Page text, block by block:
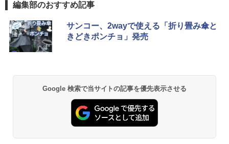
D40 地球の歩き方 チェンマイ タイ北部の魅
力的な町 2026～2027 地球の歩き方D アジア
地球の歩き方 スター・ウォーズ
￥2,695
[キャンパーズコレクション 山善] ポップアッ
プテント 傘みたいに広げて畳める パッとサ
ッとサンシェード キューブ フルクローズ メ
￥6,830
PYKES PEAK (パイクスピーク) 着替えテン
ト プライバシー テント 【中が透けない】 1
人用 折りたたみ 防災グッズ 災害用トイレ ビ
易 トイレテント (ブラック)
DEWEL パラソル 大型 ビーチ アウトドアパ
ラソル ガーデン サイトシート付 折りたたみ
防水 UVカット 4段階高さ調整 軽量 収納袋付
【日本企業販売】超強力クマ対策スプレー 30
0ml（連続噴射30秒）110ml（連続噴射15
秒）射程5～10m 安全ロック搭載 携帯収納袋
関の購入実績 登山・キャンプ・アウトドア・
編集部のおすすめ記事
サンコー、2wayで使える「折り畳み傘と
きどきポンチョ」発売
Google 検索で当サイトの記事を優先表示させる